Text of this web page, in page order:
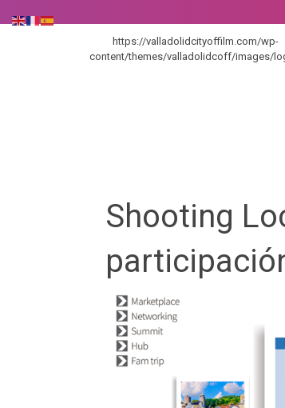
https://valladolidcityoffilm.com/wp-
content/themes/valladolidcoff/images/
Shooting